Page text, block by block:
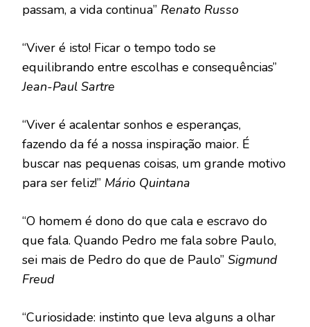
passam, a vida continua” Renato Russo
“Viver é isto! Ficar o tempo todo se
equilibrando entre escolhas e consequências”
Jean-Paul Sartre
“Viver é acalentar sonhos e esperanças,
fazendo da fé a nossa inspiração maior. É
buscar nas pequenas coisas, um grande motivo
para ser feliz!” Mário Quintana
“O homem é dono do que cala e escravo do
que fala. Quando Pedro me fala sobre Paulo,
sei mais de Pedro do que de Paulo” Sigmund
Freud
“Curiosidade: instinto que leva alguns a olhar